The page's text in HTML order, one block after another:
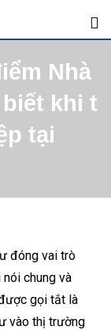
Nhà
khi t
tại
đóng vai trò
chung và
gọi tắt là
vào thị trường